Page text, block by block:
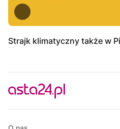
Strajk klimatyczny także w